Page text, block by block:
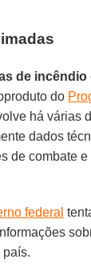
de incêndio
do
há várias
dados
de combate
federal
país.